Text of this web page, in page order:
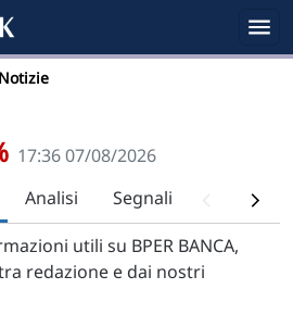
Notizie
17:36 07/08/2026
Analisi Segnali
Analisi
utili su BPER BANCA,
redazione e dai nostri